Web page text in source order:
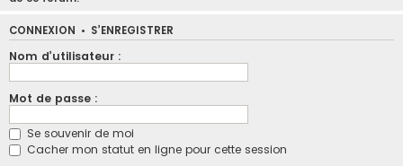
CONNEXION • S’ENREGISTRER
Nom d’utilisateur :
Mot de passe :
Se souvenir de moi
Cacher mon statut en ligne pour cette session